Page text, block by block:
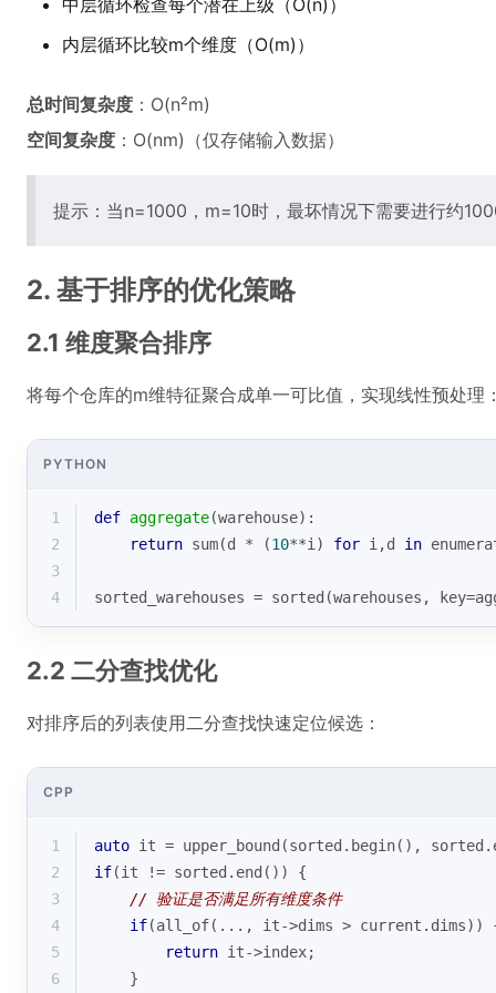
中层循环检查每个潜在上级（O(n)）
内层循环比较m个维度（O(m)）
总时间复杂度 ：O(n²m)
空间复杂度 ：O(nm)（仅存储输入数据）
提示：当n=1000，m=10时，最坏情况下需要进行约
2. 基于排序的优化策略
2.1 维度聚合排序
将每个仓库的m维特征聚合成单一可比值，实现线性预处理
PYTHON
1 def aggregate(warehouse):
2
return sum(d * (10**i) for i,d in
3
4
sorted_warehouses = sorted (warehouses,
2.2 二分查找优化
对排序后的列表使用二分查找快速定位候选：
CPP
1 auto it = upper_bound (sorted. begin(), sorted.
2
if(it != sorted. end ()) {
3
// 验证是否满足所有维度条件
4
if(all_of(..., it->dims > current.dims))
5
return it->index;
6
    }